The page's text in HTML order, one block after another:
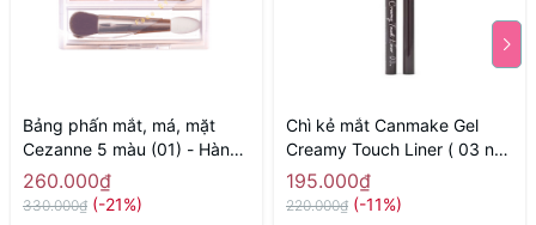
Bảng phấn mắt, má, mặt
Cezanne 5 màu (01) - Hàng
Nhật nội địa
260.000₫
330.000₫ (-21%)
Chì kẻ mắt Canmake Gel
Creamy Touch Liner ( 03 nâu
socola) - Hàng Nhật nội địa
195.000₫
220.000₫ (-11%)